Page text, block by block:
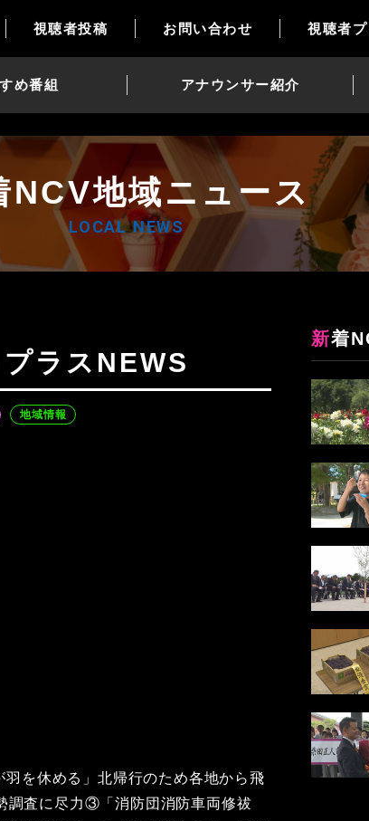
視聴者投稿 お問い合わせ 視聴者
め番組 アナウンサー紹介
NCV地域ニュース
LOCAL NEWS
ラスNEWS
地域情報
を休める」北帰行のため各地から飛
調査に尽力③「消防団消防車両修祓
新